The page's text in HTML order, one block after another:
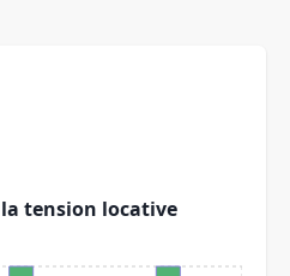
tension locative